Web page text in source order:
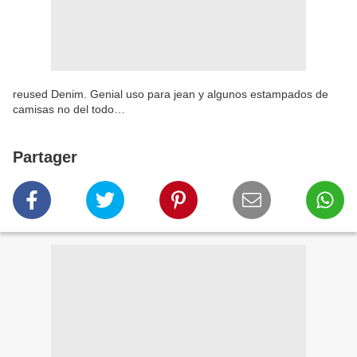
reused Denim. Genial uso para jean y algunos estampados de
camisas no del todo…
Partager